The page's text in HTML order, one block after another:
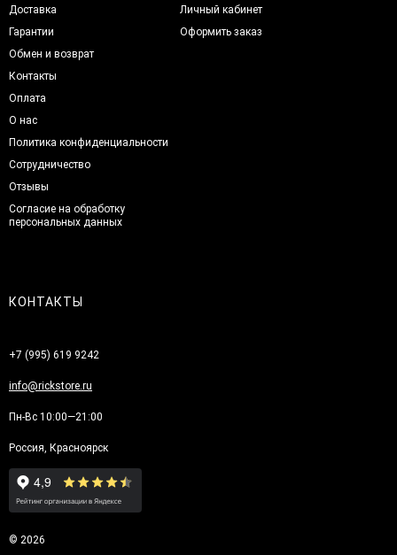
Доставка
Гарантии
Обмен и возврат
Контакты
Оплата
О нас
Политика конфиденциальности
Сотрудничество
Отзывы
Согласие на обработку
персональных данных
Личный кабинет
Оформить заказ
КОНТАКТЫ
+7 (995) 619 9242
info@rickstore.ru
Пн-Вс 10:00—21:00
Россия, Красноярск
© 2026